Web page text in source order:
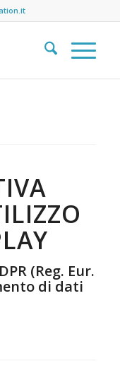
(Reg. Eur.
di dati